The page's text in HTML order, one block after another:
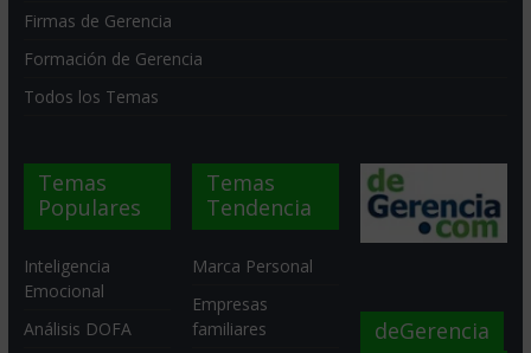
Firmas de Gerencia
Formación de Gerencia
Todos los Temas
Temas
Populares
Inteligencia
Emocional
Análisis DOFA
Temas
Tendencia
Marca Personal
Empresas
familiares
deGerencia